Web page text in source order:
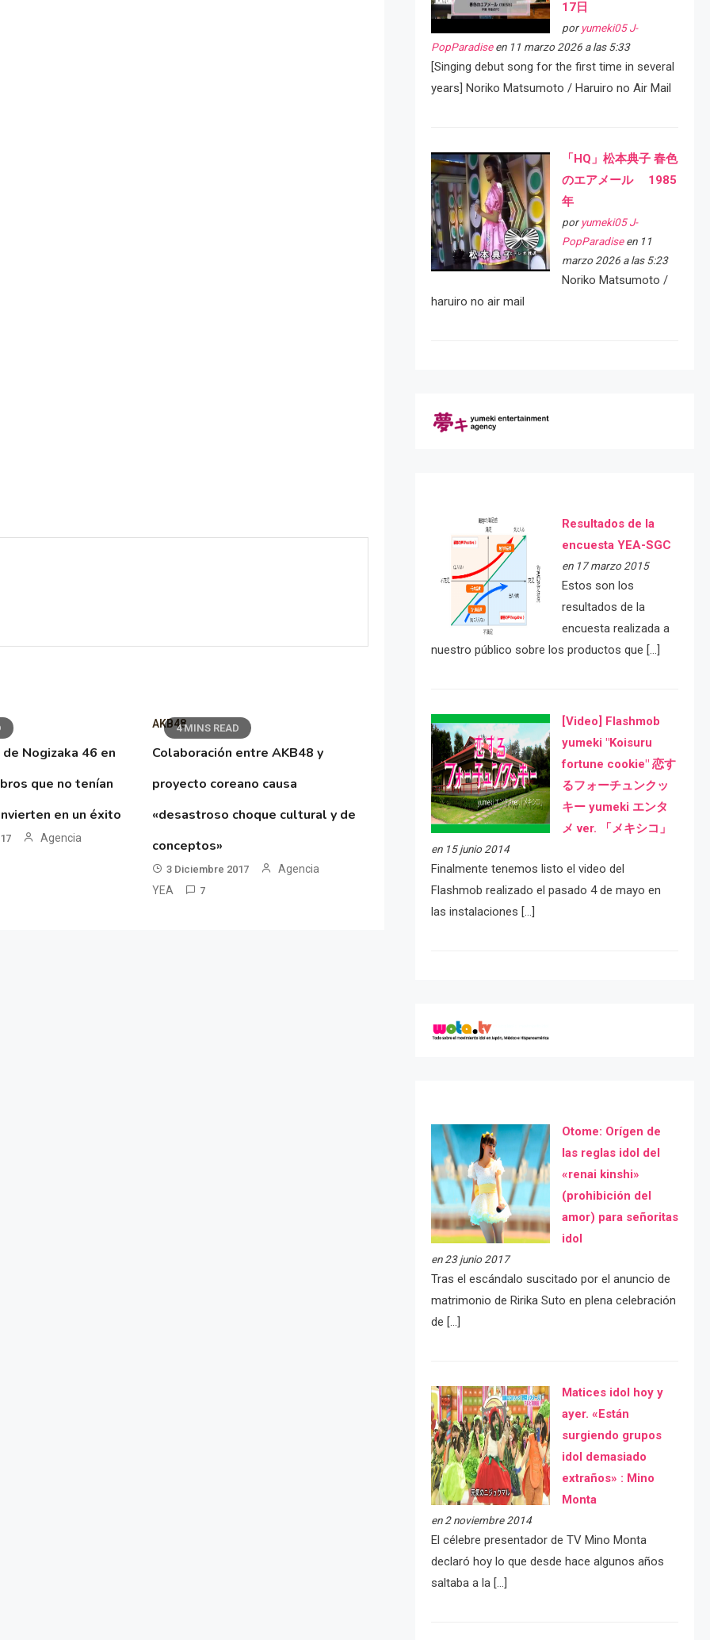
Nogizaka 46 en
que no tenían
en un éxito
Agencia
4 MINS READ
AKB48
Colaboración entre AKB48 y
proyecto coreano causa
«desastroso choque cultural y de
conceptos»
3 Diciembre 2017
Agencia
YEA
7
17日
por yumeki05 J-
PopParadiseen 11 marzo 2026 a las 5:33
[Singing debut song for the first time in several
years] Noriko Matsumoto / Haruiro no Air Mail
「HQ」松本典子 春色
のエアメール 1985
年
por yumeki05 J-
PopParadiseen 11
marzo 2026 a las 5:23
Noriko Matsumoto /
haruiro no air mail
Resultados de la
encuesta YEA-SGC
en 17 marzo 2015
Estos son los
resultados de la
encuesta realizada a
nuestro público sobre los productos que […]
[Video] Flashmob
yumeki "Koisuru
fortune cookie" 恋す
るフォーチュンクッ
キー yumeki エンタ
メ ver. 「メキシコ」
en 15 junio 2014
Finalmente tenemos listo el video del
Flashmob realizado el pasado 4 de mayo en
las instalaciones […]
Otome: Orígen de
las reglas idol del
«renai kinshi»
(prohibición del
amor) para señoritas
idol
en 23 junio 2017
Tras el escándalo suscitado por el anuncio de
matrimonio de Ririka Suto en plena celebración
de […]
Matices idol hoy y
ayer. «Están
surgiendo grupos
idol demasiado
extraños» : Mino
Monta
en 2 noviembre 2014
El célebre presentador de TV Mino Monta
declaró hoy lo que desde hace algunos años
saltaba a la […]